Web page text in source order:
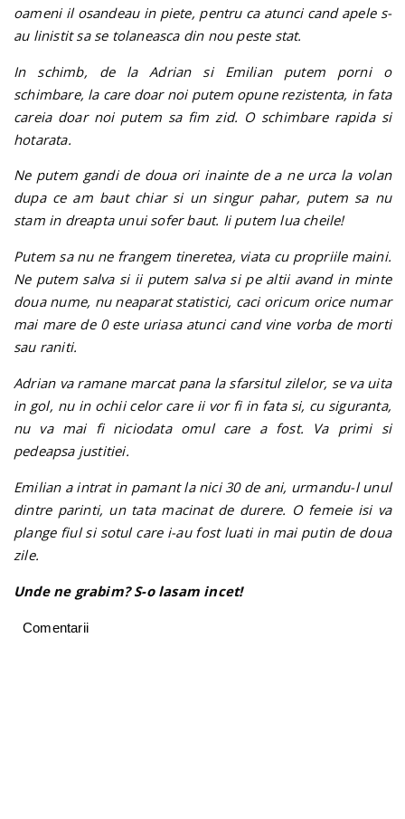
oameni il osandeau in piete, pentru ca atunci cand apele s-
au linistit sa se tolaneasca din nou peste stat.
In schimb, de la Adrian si Emilian putem porni o
schimbare, la care doar noi putem opune rezistenta, in fata
careia doar noi putem sa fim zid. O schimbare rapida si
hotarata.
Ne putem gandi de doua ori inainte de a ne urca la volan
dupa ce am baut chiar si un singur pahar, putem sa nu
stam in dreapta unui sofer baut. Ii putem lua cheile!
Putem sa nu ne frangem tineretea, viata cu propriile maini.
Ne putem salva si ii putem salva si pe altii avand in minte
doua nume, nu neaparat statistici, caci oricum orice numar
mai mare de 0 este uriasa atunci cand vine vorba de morti
sau raniti.
Adrian va ramane marcat pana la sfarsitul zilelor, se va uita
in gol, nu in ochii celor care ii vor fi in fata si, cu siguranta,
nu va mai fi niciodata omul care a fost. Va primi si
pedeapsa justitiei.
Emilian a intrat in pamant la nici 30 de ani, urmandu-l unul
dintre parinti, un tata macinat de durere. O femeie isi va
plange fiul si sotul care i-au fost luati in mai putin de doua
zile.
Unde ne grabim? S-o lasam incet!
Comentarii